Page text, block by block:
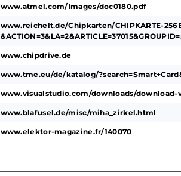
www.atmel.com/Images/doc0180.pdf
www.reichelt.de/Chipkarten/CHIPKARTE-
www.chipdrive.de
www.tme.eu/de/katalog/
www.visualstudio.com/downloads/
www.blafusel.de/misc/miha_zirkel.html
www.elektor-magazine.fr/140070